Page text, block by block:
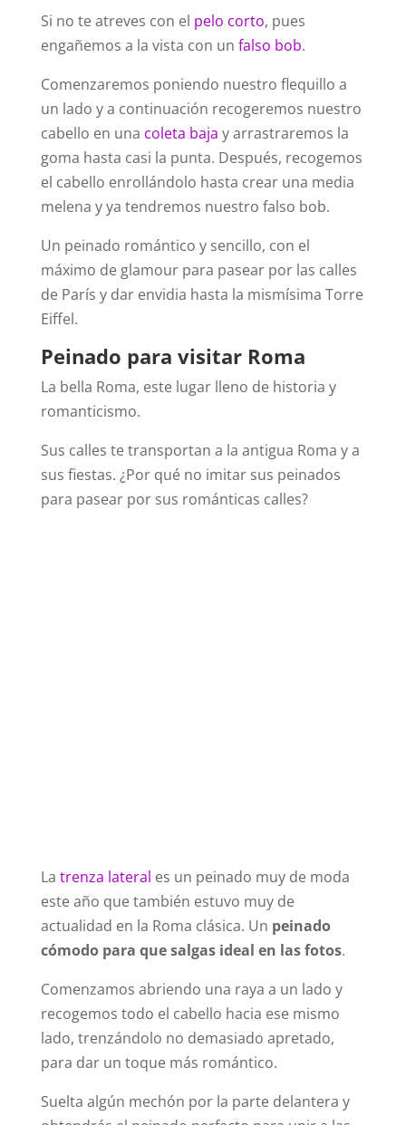
Si no te atreves con el pelo corto, pues
engañemos a la vista con un falso bob.
Comenzaremos poniendo nuestro flequillo a
un lado y a continuación recogeremos nuestro
cabello en una coleta baja y arrastraremos la
goma hasta casi la punta. Después, recogemos
el cabello enrollándolo hasta crear una media
melena y ya tendremos nuestro falso bob.
Un peinado romántico y sencillo, con el
máximo de glamour para pasear por las calles
de París y dar envidia hasta la mismísima Torre
Eiffel.
Peinado para visitar Roma
La bella Roma, este lugar lleno de historia y
romanticismo.
Sus calles te transportan a la antigua Roma y a
sus fiestas. ¿Por qué no imitar sus peinados
para pasear por sus románticas calles?
La trenza lateral es un peinado muy de moda
este año que también estuvo muy de
actualidad en la Roma clásica. Un peinado
cómodo para que salgas ideal en las fotos.
Comenzamos abriendo una raya a un lado y
recogemos todo el cabello hacia ese mismo
lado, trenzándolo no demasiado apretado,
para dar un toque más romántico.
Suelta algún mechón por la parte delantera y